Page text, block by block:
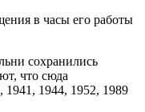
в часы его работы
сохранились
что сюда
1944, 1952, 1989